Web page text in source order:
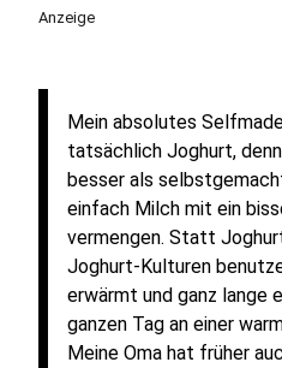
Anzeige
Mein absolutes
tatsächlich Joghurt,
besser als
einfach Milch mit ein
vermengen. Statt
Joghurt-Kulturen
erwärmt und ganz lange
ganzen Tag an einer
Meine Oma hat früher